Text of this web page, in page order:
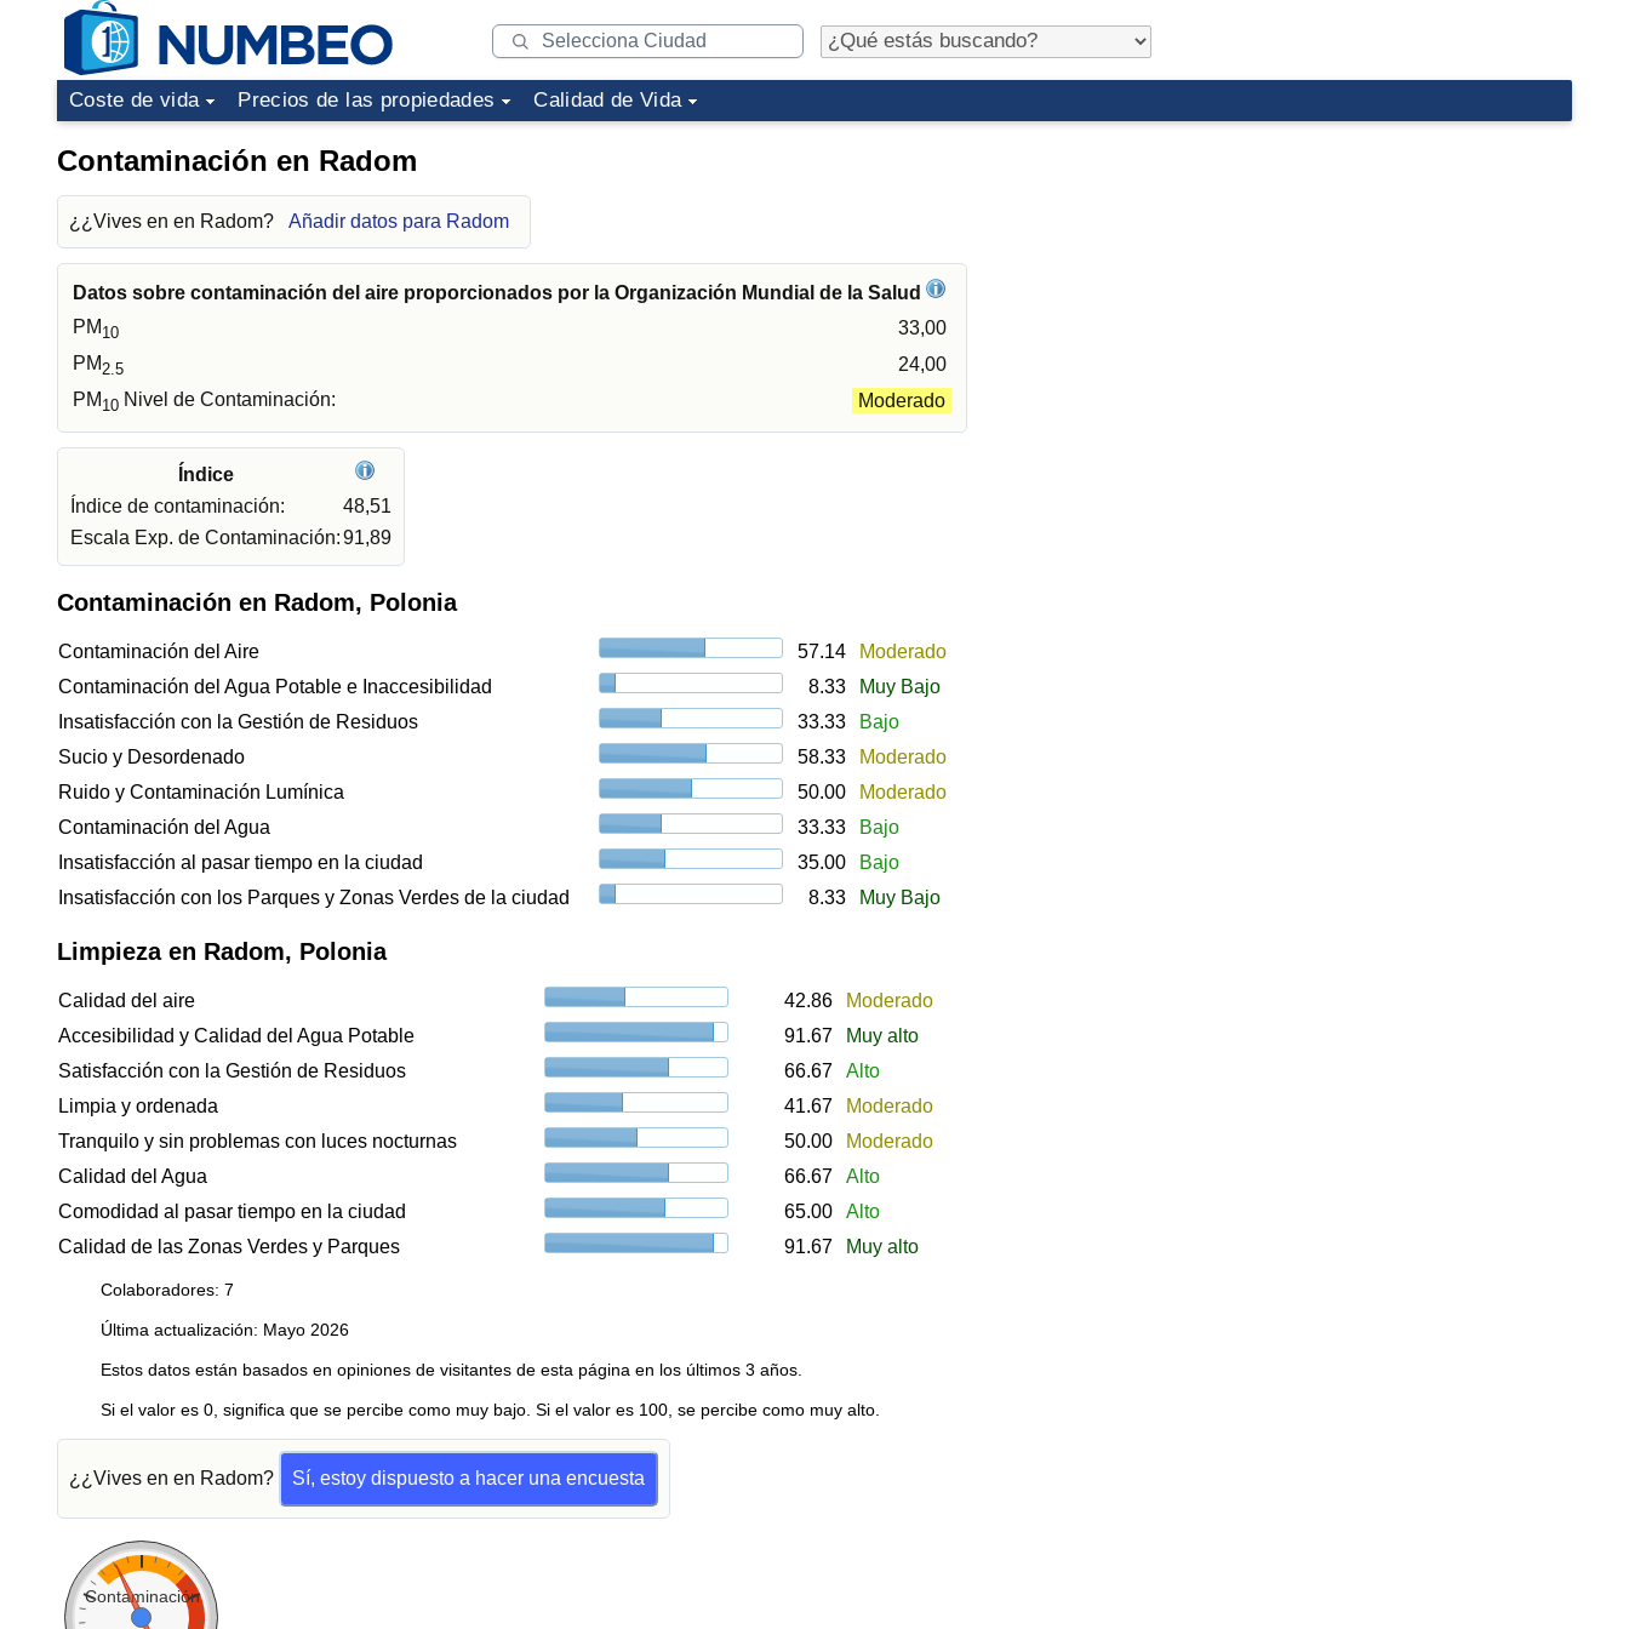
Coste de vida Precios de las propiedades Calidad de Vida
Contaminación en Radom
¿¿Vives en en Radom? Añadir datos para Radom
Datos sobre contaminación del aire proporcionados por la Organización Mundial de la Salud
PM 10
33,00
PM2.5
24,00
PM 10 Nivel de Contaminación: Moderado
Índice
Índice de contaminación:
48,51
Escala Exp. de Contaminación:91,89
Contaminación en Radom, Polonia
Contaminación del Aire 57.14
Moderado
Contaminación del Agua Potable e Inaccesibilidad
8.33
Muy Bajo
Insatisfacción con la Gestión de Residuos
33.33
Bajo
Sucio y Desordenado
58.33
Moderado
Ruido y Contaminación Lumínica
50.00
Moderado
Contaminación del Agua
33.33
Bajo
Insatisfacción al pasar tiempo en la ciudad
35.00
Bajo
Insatisfacción con los Parques y Zonas Verdes de la ciudad
8.33 Muy Bajo
Limpieza en Radom, Polonia
Calidad del aire 42.86
Moderado
Accesibilidad y Calidad del Agua Potable
91.67
Muy alto
Satisfacción con la Gestión de Residuos
66.67
Alto
Limpia y ordenada
41.67
Moderado
Tranquilo y sin problemas con luces nocturnas
50.00
Moderado
Calidad del Agua
66.67
Alto
Comodidad al pasar tiempo en la ciudad
65.00
Alto
Calidad de las Zonas Verdes y Parques
91.67 Muy alto
Colaboradores: 7
Última actualización: Mayo 2026
Estos datos están basados en opiniones de visitantes de esta página en los últimos 3 años.
Si el valor es 0, significa que se percibe como muy bajo. Si el valor es 100, se percibe como muy alto.
¿¿Vives en en Radom? Sí, estoy dispuesto a hacer una encuesta
Contaminación